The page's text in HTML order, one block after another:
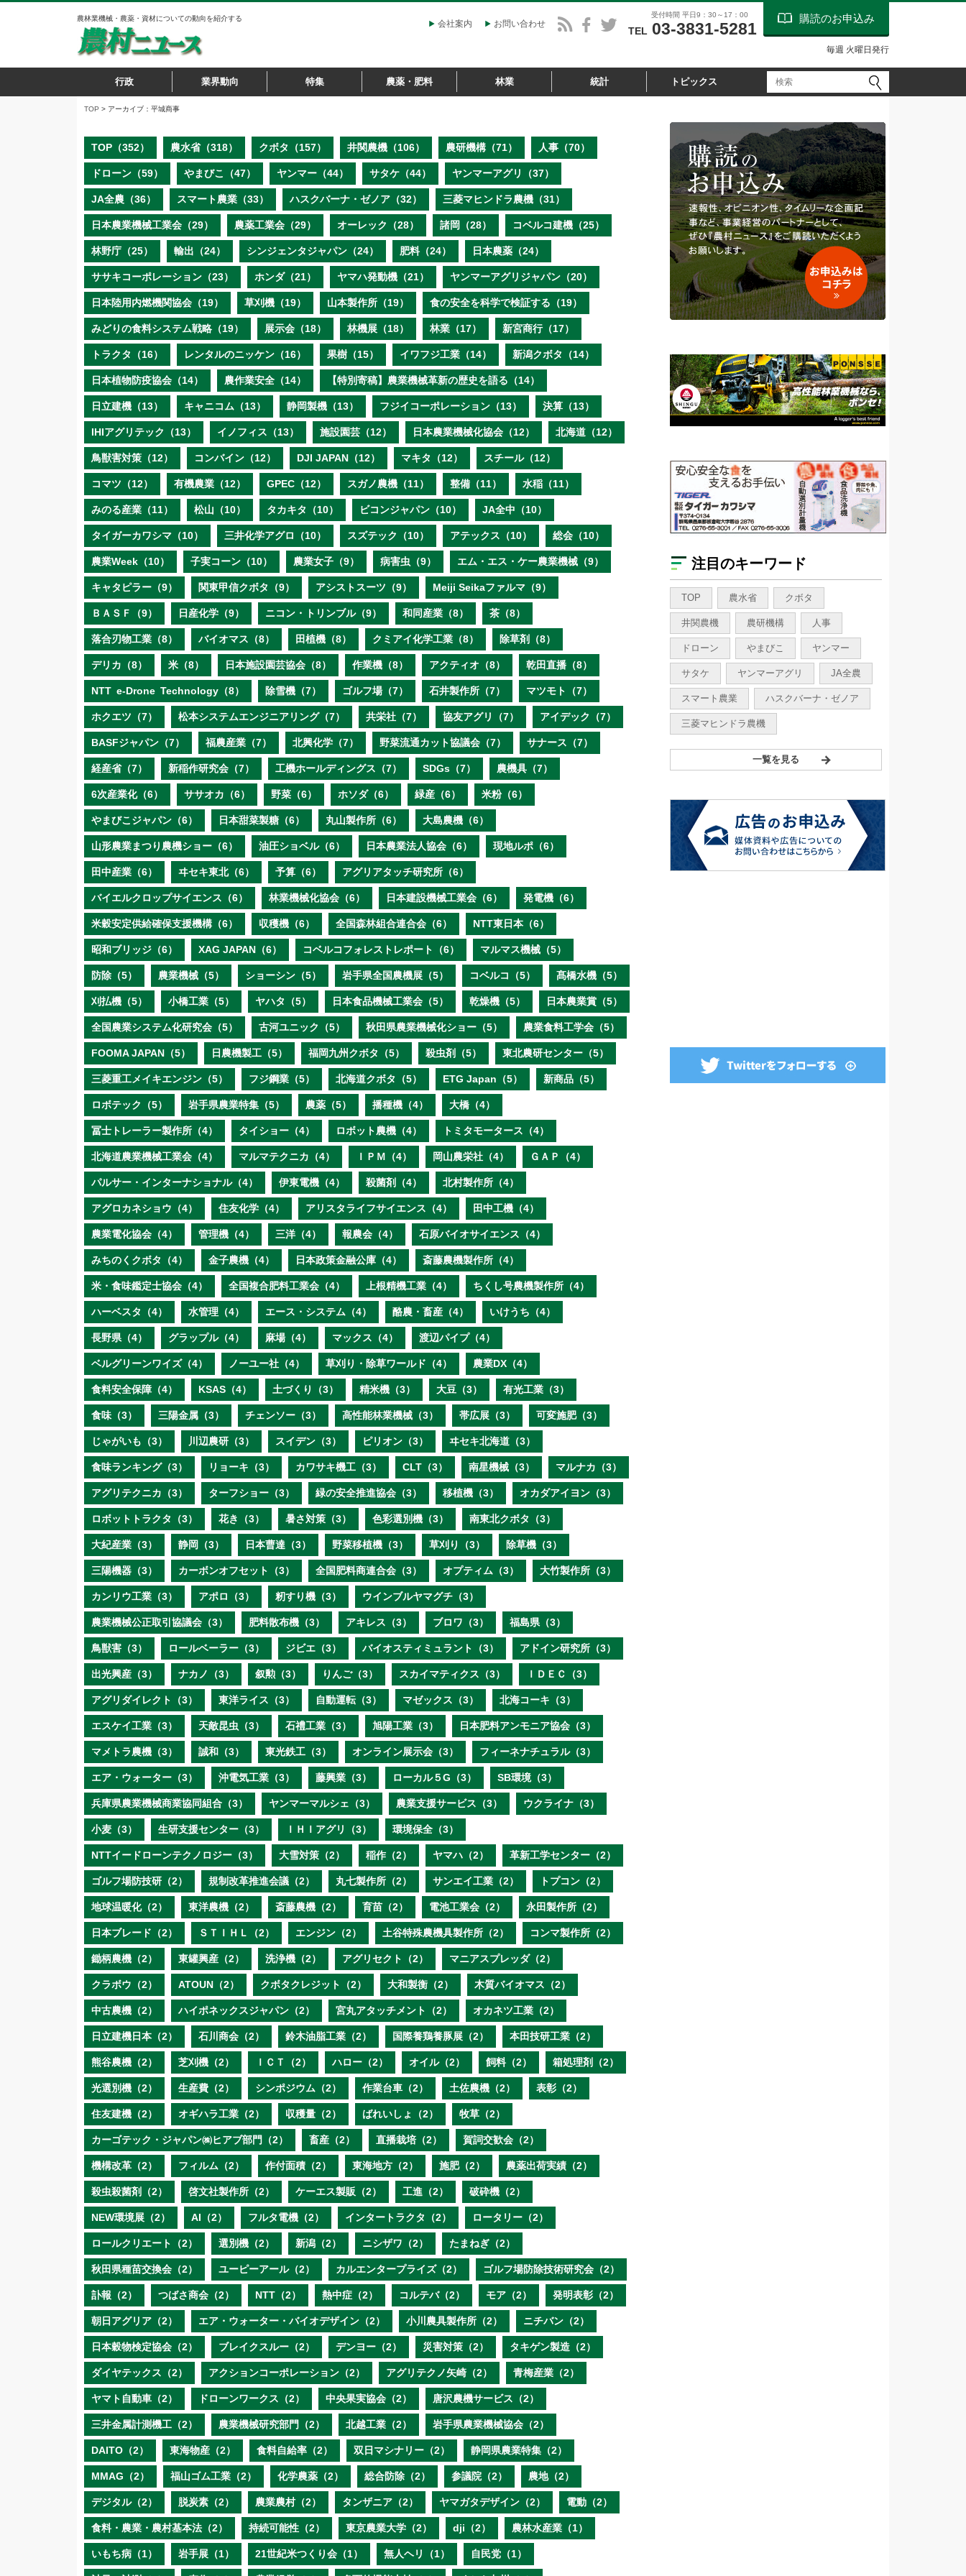
農林業機械・農薬・資材についての動向を紹介する
会社案内 お問い合わせ
受付時間 平日9：30～17：00
TEL 03-3831-5281
購読のお申込み
毎週 火曜日発行
行政 業界動向 特集 農薬・肥料 林業 統計 トピックス
TOP > アーカイブ：平城商事
TOP（352） 農水省（318） クボタ（157） 井関農機（106） 農研機構（71） 人事（70）
ドローン（59） やまびこ（47） ヤンマー（44） サタケ（44） ヤンマーアグリ（37）
JA全農（36） スマート農業（33） ハスクバーナ・ゼノア（32） 三菱マヒンドラ農機（31）
日本農業機械工業会（29） 農薬工業会（29） オーレック（28） 諸岡（28） コベルコ建機（25）
林野庁（25） 輸出（24） シンジェンタジャパン（24） 肥料（24） 日本農薬（24）
ササキコーポレーション（23） ホンダ（21） ヤマハ発動機（21） ヤンマーアグリジャパン（20）
日本陸用内燃機関協会（19） 草刈機（19） 山本製作所（19） 食の安全を科学で検証する（19）
みどりの食料システム戦略（19） 展示会（18） 林機展（18） 林業（17） 新宮商行（17）
トラクタ（16） レンタルのニッケン（16） 果樹（15） イワフジ工業（14） 新潟クボタ（14）
日本植物防疫協会（14） 農作業安全（14） 【特別寄稿】農業機械革新の歴史を語る（14）
日立建機（13） キャニコム（13） 静岡製機（13） フジイコーポレーション（13） 決算（13）
IHIアグリテック（13） イノフィス（13） 施設園芸（12） 日本農業機械化協会（12） 北海道（12）
鳥獣害対策（12） コンバイン（12） DJI JAPAN（12） マキタ（12） スチール（12）
コマツ（12） 有機農業（12） GPEC（12） スガノ農機（11） 整備（11） 水稲（11）
みのる産業（11） 松山（10） タカキタ（10） ビコンジャパン（10） JA全中（10）
タイガーカワシマ（10） 三井化学アグロ（10） スズテック（10） アテックス（10） 総会（10）
農業Week（10） 子実コーン（10） 農業女子（9） 病害虫（9） エム・エス・ケー農業機械（9）
キャタピラー（9） 関東甲信クボタ（9） アシストスーツ（9） Meiji Seikaファルマ（9）
ＢＡＳＦ（9） 日産化学（9） ニコン・トリンブル（9） 和同産業（8） 茶（8）
落合刃物工業（8） バイオマス（8） 田植機（8） クミアイ化学工業（8） 除草剤（8）
デリカ（8） 米（8） 日本施設園芸協会（8） 作業機（8） アクティオ（8） 乾田直播（8）
NTT e‐Drone Technology（8） 除雪機（7） ゴルフ場（7） 石井製作所（7） マツモト（7）
ホクエツ（7） 松本システムエンジニアリング（7） 共栄社（7） 協友アグリ（7） アイデック（7）
BASFジャパン（7） 福農産業（7） 北興化学（7） 野菜流通カット協議会（7） サナース（7）
経産省（7） 新稲作研究会（7） 工機ホールディングス（7） SDGs（7） 農機具（7）
6次産業化（6） ササオカ（6） 野菜（6） ホソダ（6） 緑産（6） 米粉（6）
やまびこジャパン（6） 日本甜菜製糖（6） 丸山製作所（6） 大島農機（6）
山形農業まつり農機ショー（6） 油圧ショベル（6） 日本農業法人協会（6） 現地ルポ（6）
田中産業（6） ヰセキ東北（6） 予算（6） アグリアタッチ研究所（6）
バイエルクロップサイエンス（6） 林業機械化協会（6） 日本建設機械工業会（6） 発電機（6）
米穀安定供給確保支援機構（6） 収穫機（6） 全国森林組合連合会（6） NTT東日本（6）
昭和ブリッジ（6） XAG JAPAN（6） コベルコフォレストレポート（6） マルマス機械（5）
防除（5） 農業機械（5） ショーシン（5） 岩手県全国農機展（5） コベルコ（5） 髙橋水機（5）
刈払機（5） 小橋工業（5） ヤハタ（5） 日本食品機械工業会（5） 乾燥機（5） 日本農業賞（5）
全国農業システム化研究会（5） 古河ユニック（5） 秋田県農業機械化ショー（5） 農業食料工学会（5）
FOOMA JAPAN（5） 日農機製工（5） 福岡九州クボタ（5） 殺虫剤（5） 東北農研センター（5）
三菱重工メイキエンジン（5） フジ鋼業（5） 北海道クボタ（5） ETG Japan（5） 新商品（5）
ロボテック（5） 岩手県農業特集（5） 農薬（5） 播種機（4） 大橋（4）
冨士トレーラー製作所（4） タイショー（4） ロボット農機（4） トミタモータース（4）
北海道農業機械工業会（4） マルマテクニカ（4） ＩＰＭ（4） 岡山農栄社（4） ＧＡＰ（4）
パルサー・インターナショナル（4） 伊東電機（4） 殺菌剤（4） 北村製作所（4）
アグロカネショウ（4） 住友化学（4） アリスタライフサイエンス（4） 田中工機（4）
農業電化協会（4） 管理機（4） 三洋（4） 報農会（4） 石原バイオサイエンス（4）
みちのくクボタ（4） 金子農機（4） 日本政策金融公庫（4） 斎藤農機製作所（4）
米・食味鑑定士協会（4） 全国複合肥料工業会（4） 上根精機工業（4） ちくし号農機製作所（4）
ハーベスタ（4） 水管理（4） エース・システム（4） 酪農・畜産（4） いけうち（4）
長野県（4） グラップル（4） 麻場（4） マックス（4） 渡辺パイプ（4）
ベルグリーンワイズ（4） ノーユー社（4） 草刈り・除草ワールド（4） 農業DX（4）
食料安全保障（4） KSAS（4） 土づくり（3） 精米機（3） 大豆（3） 有光工業（3）
食味（3） 三陽金属（3） チェンソー（3） 高性能林業機械（3） 帯広展（3） 可変施肥（3）
じゃがいも（3） 川辺農研（3） スイデン（3） ピリオン（3） ヰセキ北海道（3）
食味ランキング（3） リョーキ（3） カワサキ機工（3） CLT（3） 南星機械（3） マルナカ（3）
アグリテクニカ（3） ターフショー（3） 緑の安全推進協会（3） 移植機（3） オカダアイヨン（3）
ロボットトラクタ（3） 花き（3） 暑さ対策（3） 色彩選別機（3） 南東北クボタ（3）
大紀産業（3） 静岡（3） 日本曹達（3） 野菜移植機（3） 草刈り（3） 除草機（3）
三陽機器（3） カーボンオフセット（3） 全国肥料商連合会（3） オプティム（3） 大竹製作所（3）
カンリウ工業（3） アポロ（3） 籾すり機（3） ウインブルヤマグチ（3）
農業機械公正取引協議会（3） 肥料散布機（3） アキレス（3） ブロワ（3） 福島県（3）
鳥獣害（3） ロールベーラー（3） ジビエ（3） バイオスティミュラント（3） アドイン研究所（3）
出光興産（3） ナカノ（3） 叙勲（3） りんご（3） スカイマティクス（3） ＩＤＥＣ（3）
アグリダイレクト（3） 東洋ライス（3） 自動運転（3） マゼックス（3） 北海コーキ（3）
エスケイ工業（3） 天敵昆虫（3） 石禮工業（3） 旭陽工業（3） 日本肥料アンモニア協会（3）
マメトラ農機（3） 誠和（3） 東光鉄工（3） オンライン展示会（3） フィーネナチュラル（3）
エア・ウォーター（3） 沖電気工業（3） 藤興業（3） ローカル５G（3） SB環境（3）
兵庫県農業機械商業協同組合（3） ヤンマーマルシェ（3） 農業支援サービス（3） ウクライナ（3）
小麦（3） 生研支援センター（3） ＩＨＩアグリ（3） 環境保全（3）
NTTイードローンテクノロジー（3） 大雪対策（2） 稲作（2） ヤマハ（2） 革新工学センター（2）
ゴルフ場防技研（2） 規制改革推進会議（2） 丸七製作所（2） サンエイ工業（2） トプコン（2）
地球温暖化（2） 東洋農機（2） 斎藤農機（2） 育苗（2） 電池工業会（2） 永田製作所（2）
日本ブレード（2） ＳＴＩＨＬ（2） エンジン（2） 土谷特殊農機具製作所（2） コンマ製作所（2）
鋤柄農機（2） 東罐興産（2） 洗浄機（2） アグリセクト（2） マニアスプレッダ（2）
クラボウ（2） ATOUN（2） クボタクレジット（2） 大和製衡（2） 木質バイオマス（2）
中古農機（2） ハイポネックスジャパン（2） 宮丸アタッチメント（2） オカネツ工業（2）
日立建機日本（2） 石川商会（2） 鈴木油脂工業（2） 国際養鶏養豚展（2） 本田技研工業（2）
熊谷農機（2） 芝刈機（2） ＩＣＴ（2） ハロー（2） オイル（2） 飼料（2） 箱処理剤（2）
光選別機（2） 生産費（2） シンポジウム（2） 作業台車（2） 土佐農機（2） 表彰（2）
住友建機（2） オギハラ工業（2） 収穫量（2） ばれいしょ（2） 牧草（2）
カーゴテック・ジャパン㈱ヒアブ部門（2） 畜産（2） 直播栽培（2） 賀詞交歓会（2）
機構改革（2） フィルム（2） 作付面積（2） 東海地方（2） 施肥（2） 農薬出荷実績（2）
殺虫殺菌剤（2） 啓文社製作所（2） ケーエス製販（2） 工進（2） 破砕機（2）
NEW環境展（2） AI（2） フルタ電機（2） インタートラクタ（2） ロータリー（2）
ロールクリエート（2） 選別機（2） 新潟（2） ニシザワ（2） たまねぎ（2）
秋田県種苗交換会（2） ユーピーアール（2） カルエンタープライズ（2） ゴルフ場防除技術研究会（2）
訃報（2） つばさ商会（2） NTT（2） 熱中症（2） コルテバ（2） モア（2） 発明表彰（2）
朝日アグリア（2） エア・ウォーター・バイオデザイン（2） 小川農具製作所（2） ニチバン（2）
日本穀物検定協会（2） ブレイクスルー（2） デンヨー（2） 災害対策（2） タキゲン製造（2）
ダイヤテックス（2） アクションコーポレーション（2） アグリテクノ矢崎（2） 青梅産業（2）
ヤマト自動車（2） ドローンワークス（2） 中央果実協会（2） 唐沢農機サービス（2）
三井金属計測機工（2） 農業機械研究部門（2） 北越工業（2） 岩手県農業機械協会（2）
DAITO（2） 東海物産（2） 食料自給率（2） 双日マシナリー（2） 静岡県農業特集（2）
MMAG（2） 福山ゴム工業（2） 化学農薬（2） 総合防除（2） 参議院（2） 農地（2）
デジタル（2） 脱炭素（2） 農業農村（2） タンザニア（2） ヤマガタデザイン（2） 電動（2）
食料・農業・農村基本法（2） 持続可能性（2） 東京農業大学（2） dji（2） 農林水産業（1）
いもち病（1） 岩手展（1） 21世紀米つくり会（1） 無人ヘリ（1） 自民党（1）
注目のキーワード
TOP 農水省 クボタ
井関農機 農研機構 人事
ドローン やまびこ ヤンマー
サタケ ヤンマーアグリ JA全農
スマート農業 ハスクバーナ・ゼノア
三菱マヒンドラ農機
一覧を見る